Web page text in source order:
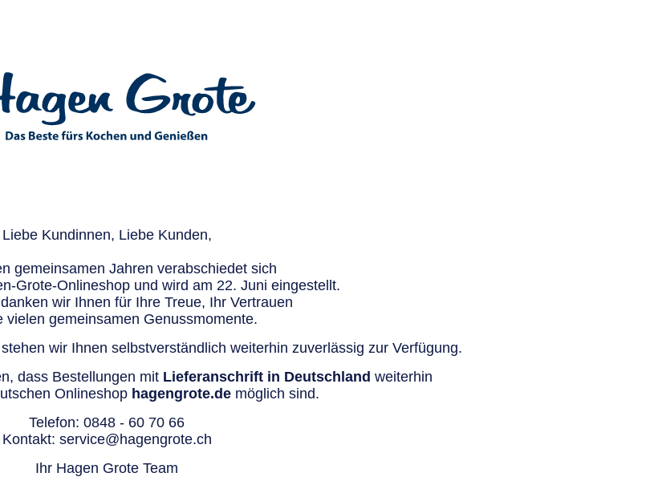
Liebe Kundinnen, Liebe Kunden,
gemeinsamen Jahren verabschiedet sich
Grote-Onlineshop und wird am 22. Juni eingestellt.
wir Ihnen für Ihre Treue, Ihr Vertrauen
vielen gemeinsamen Genussmomente.
wir Ihnen selbstverständlich weiterhin zuverlässig zur Verfügung.
dass Bestellungen mit Lieferanschrift in Deutschland weiterhin
Onlineshop hagengrote.demöglich sind.
Telefon: 0848 - 60 70 66
Kontakt: service@hagengrote.ch
Ihr Hagen Grote Team